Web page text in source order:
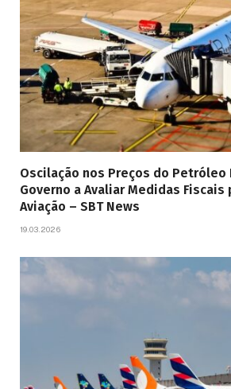
Oscilação nos Preços do Petróleo
Governo a Avaliar Medidas Fiscais
Aviação – SBT News
19.03.2026